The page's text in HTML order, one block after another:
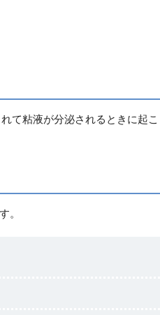
て粘液が分泌されるときに起
。